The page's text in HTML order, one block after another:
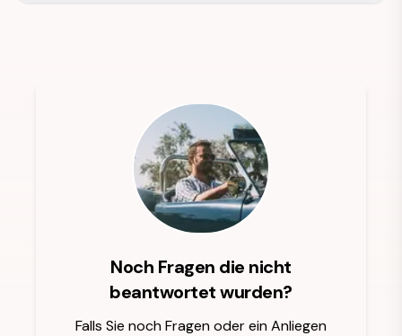
Noch Fragen die nicht
beantwortet wurden?
Falls Sie noch Fragen oder ein Anliegen